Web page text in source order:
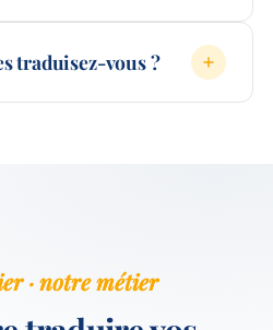
traduisez-vous ?
· notre métier